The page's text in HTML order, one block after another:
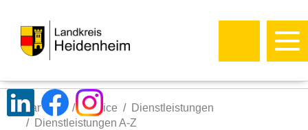
Startseite Service
Dienstleistungen
Dienstleistungen A-Z